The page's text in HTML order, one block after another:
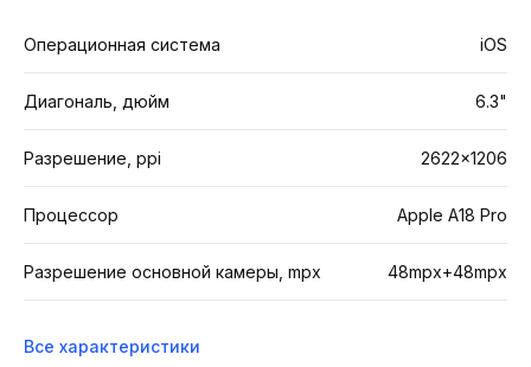
Операционная система iOS
Диагональ, дюйм 6.3"
Разрешение, ppi 2622×1206
Процессор Apple A18 Pro
Разрешение основной камеры, mpx 48mpx+48mpx
Все характеристики